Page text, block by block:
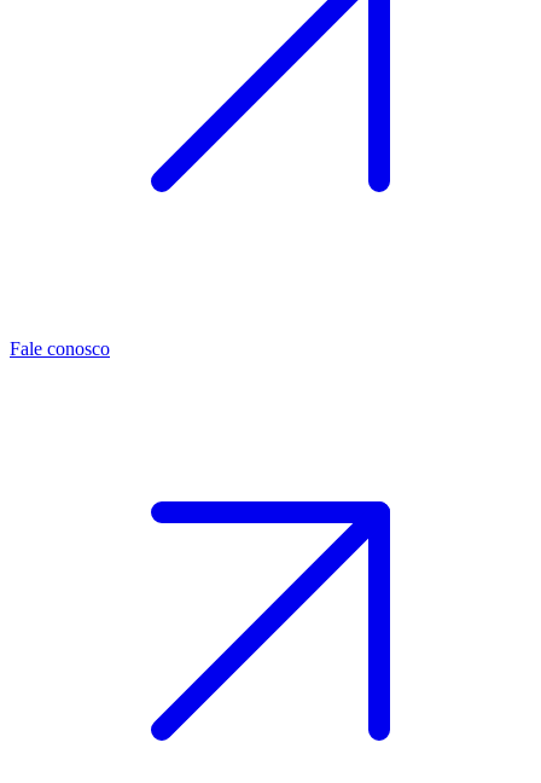
Fale conosco